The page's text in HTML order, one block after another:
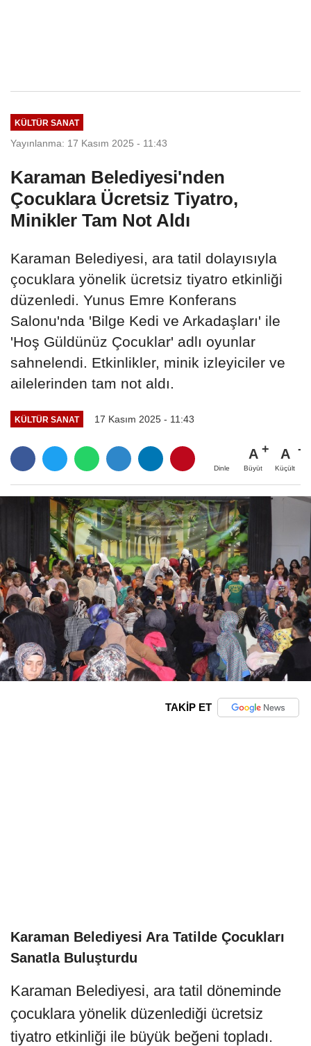
KÜLTÜR SANAT
Yayınlanma: 17 Kasım 2025 - 11:43
Karaman Belediyesi'nden
Çocuklara Ücretsiz Tiyatro,
Minikler Tam Not Aldı
Karaman Belediyesi, ara tatil dolayısıyla
çocuklara yönelik ücretsiz tiyatro etkinliği
düzenledi. Yunus Emre Konferans
Salonu'nda 'Bilge Kedi ve Arkadaşları' ile
'Hoş Güldünüz Çocuklar' adlı oyunlar
sahnelendi. Etkinlikler, minik izleyiciler ve
ailelerinden tam not aldı.
KÜLTÜR SANAT 17 Kasım 2025 - 11:43
Dinle
A
Büyüt
A
Küçült
TAKİP ET
Karaman Belediyesi Ara Tatilde Çocukları
Sanatla Buluşturdu
Karaman Belediyesi, ara tatil döneminde
çocuklara yönelik düzenlediği ücretsiz
tiyatro etkinliği ile büyük beğeni topladı.